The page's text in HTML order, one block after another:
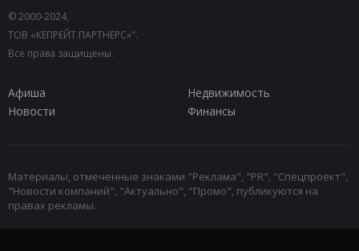
© 2000-2024,
ТОВ «КЕПРЕЙТ ПАРТНЕРС»".
Все права защищены.
Афиша
Недвижимость
Новости
Финансы
Материалы, отмеченные знаками "Реклама", "PR", "Спецпроект",
"Новости компаний", "Актуально", "Промо", публикуются на
правах рекламы.